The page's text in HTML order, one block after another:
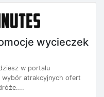
wycieczek
w portalu
atrakcyjnych ofert